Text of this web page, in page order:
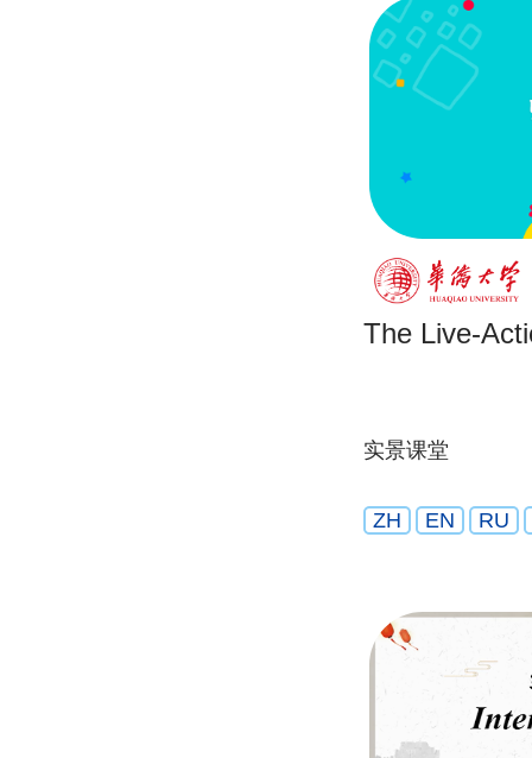
The Live-
实景课堂
ZH EN RU